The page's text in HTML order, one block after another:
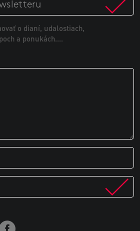
o dianí, udalostiach,
a ponukách....